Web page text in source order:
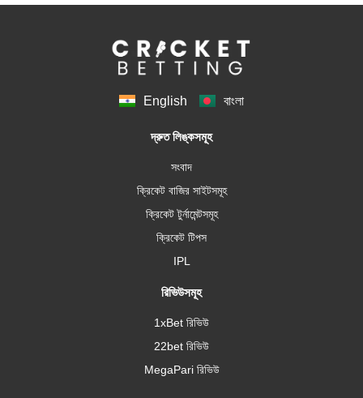
English বাংলা
দ্রুত লিঙ্কসমূহ
সংবাদ
ক্রিকেট বাজির সাইটসমূহ
ক্রিকেট টুর্নামেন্টসমূহ
ক্রিকেট টিপস
IPL
রিভিউসমূহ
1xBet রিভিউ
22bet রিভিউ
MegaPari রিভিউ